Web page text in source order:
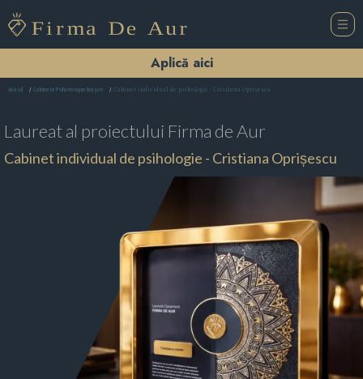
Aplică aici
Acasă Cabinete Psihoterapie Braşov Cabinet individual de psihologie - Cristiana Oprișescu
Laureat al proiectului Firma de Aur
Cabinet individual de psihologie - Cristiana Oprișescu